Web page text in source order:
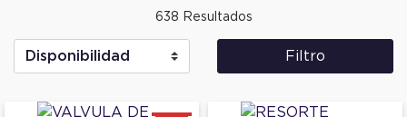
638 Resultados
Filtro